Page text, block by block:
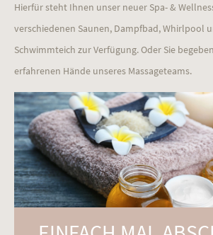
Hierfür steht Ihnen unser neuer Spa- &
verschiedenen Saunen, Dampfbad, Whirlpool
Schwimmteich zur Verfügung. Oder Sie
erfahrenen Hände unseres Massageteams.